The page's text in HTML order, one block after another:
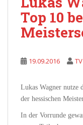
Top 10
19.09.2016
Lukas Wagner nutze
der hessischen
In der Vorrunde